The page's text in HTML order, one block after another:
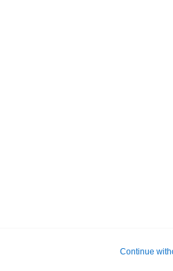
Continue